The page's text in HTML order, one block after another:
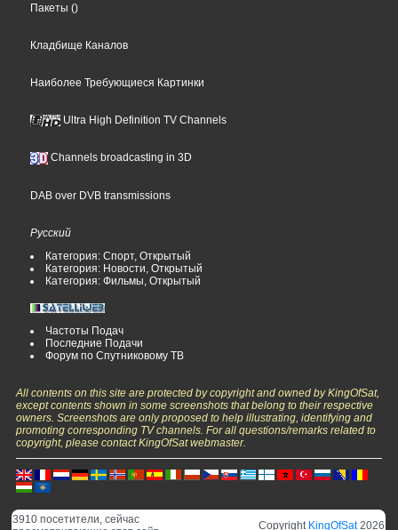
Пакеты ()
Кладбище Каналов
Наиболее Требующиеся Картинки
Ultra High Definition TV Channels
Channels broadcasting in 3D
DAB over DVB transmissions
Русский
Категория: Спорт, Открытый
Категория: Новости, Открытый
Категория: Фильмы, Открытый
Частоты Подач
Последние Подачи
Форум по Спутниковому ТВ
All contents on this site are protected by copyright and owned by KingOfSat,
except contents shown in some screenshots that belong to their respective
owners. Screenshots are only proposed to help illustrating, identifying and
promoting corresponding TV channels. For all questions/remarks related to
copyright, please contact KingOfSat webmaster.
3910 посетители, сейчас
Copyright KingOfSat2026